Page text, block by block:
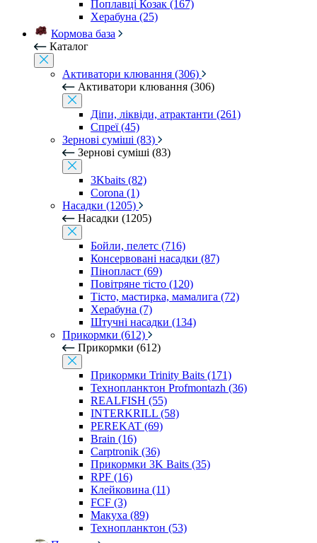
Поплавці Козак (167)
Херабуна (25)
Кормова база
Каталог
Активатори клювання (306)
Активатори клювання (306)
Діпи, ліквіди, атрактанти (261)
Спреї (45)
Зернові суміші (83)
Зернові суміші (83)
3Kbaits (82)
Corona (1)
Насадки (1205)
Насадки (1205)
Бойли, пелетс (716)
Консервовані насадки (87)
Пінопласт (69)
Повітряне тісто (120)
Тісто, мастирка, мамалига (72)
Херабуна (7)
Штучні насадки (134)
Прикормки (612)
Прикормки (612)
Прикормки Trinity Baits (171)
Технопланктон Profmontazh (36)
REALFISH (55)
INTERKRILL (58)
PEREKAT (69)
Brain (16)
Carptronik (36)
Прикормки 3K Baits (35)
RPF (16)
Клейковина (11)
FCF (3)
Макуха (89)
Технопланктон (53)